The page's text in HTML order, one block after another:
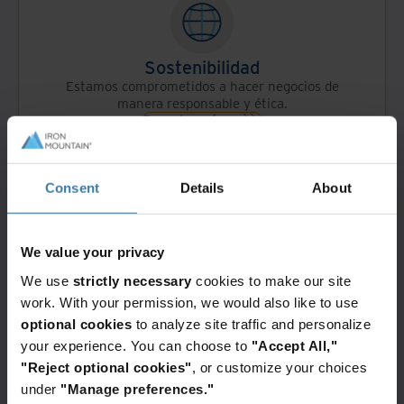
Consent Details About
We value your privacy
We use strictly necessary cookies to make our site
work. With your permission, we would also like to use
optional cookies to analyze site traffic and personalize
your experience. You can choose to "Accept All,"
"Reject optional cookies" , or customize your choices
under "Manage preferences."
Sostenibilidad
Estamos comprometidos a hacer negocios de
manera responsable y ética.
Descubra cómo
Historia
Descubre los eventos que dieron forma a nuestra
compañía y nuestro sector.
Recorre nuestro pasado